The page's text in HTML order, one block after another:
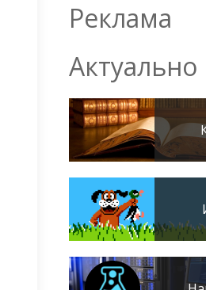
Реклама
Актуально